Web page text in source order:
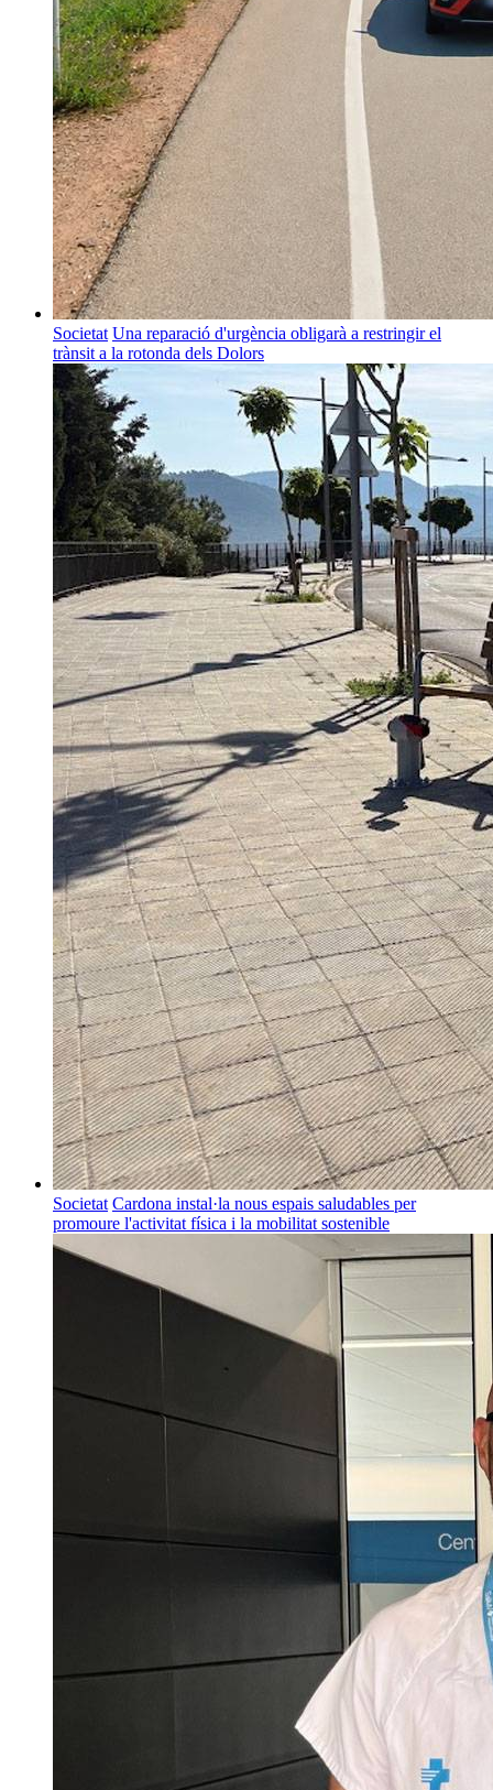
Societat Una reparació d'urgència obligarà a restringir el
trànsit a la rotonda dels Dolors
Societat Cardona instal·la nous espais saludables per
promoure l'activitat física i la mobilitat sostenible